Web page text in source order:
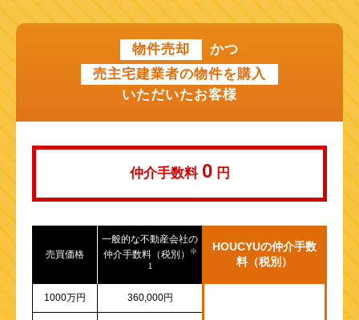
近鉄けいはんな線
山陽新幹線
物件売却
かつ
売主宅建業者の物件を購入
いただいたお客様
仲介手数料 0 円
売買価格
一般的な不動産会社の
仲介手数料（税別）
※
1
HOUCYUの仲介手数
料（税別）
1000万円 360,000円